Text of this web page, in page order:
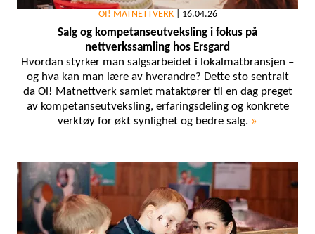
OI! MATNETTVERK| 16.04.26
Salg og kompetanseutveksling i fokus på
nettverkssamling hos Ersgard
Hvordan styrker man salgsarbeidet i lokalmatbransjen –
og hva kan man lære av hverandre? Dette sto sentralt
da Oi! Matnettverk samlet mataktører til en dag preget
av kompetanseutveksling, erfaringsdeling og konkrete
verktøy for økt synlighet og bedre salg. »